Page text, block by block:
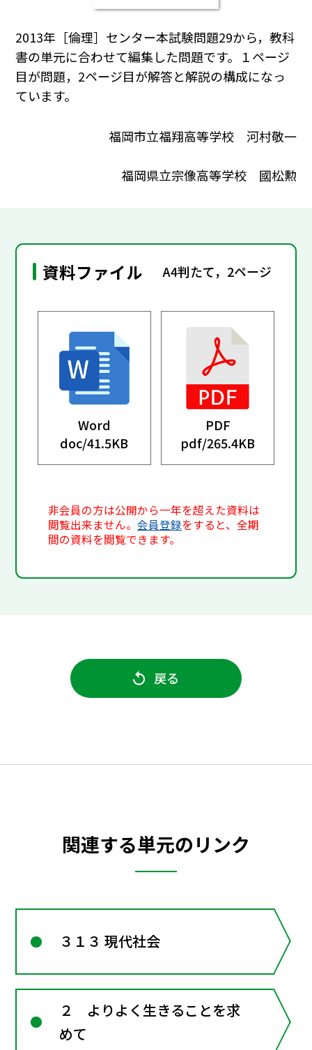
2013年［倫理］センター本試験問題29から，教科
書の単元に合わせて編集した問題です。１ページ
目が問題，2ページ目が解答と解説の構成になっ
ています。
福岡市立福翔高等学校 河村敬一
福岡県立宗像高等学校 國松勲
資料ファイル A4判たて，2ページ
Word
doc/41.5KB
PDF
pdf/265.4KB
非会員の方は公開から一年を超えた資料は
閲覧出来ません。会員登録をすると、全期
間の資料を閲覧できます。
戻る
関連する単元のリンク
３１３ 現代社会
２ よりよく生きることを求
めて